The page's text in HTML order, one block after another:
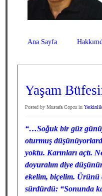
Ana Sayfa
Yaşam
Posted by Mustafa Copcu in
“…Soğuk bir güz
oturmuş
yoktu. Karınları açtı.
doyuralım diye
ekelim, biçelim. Ürünü
sürdürdü: “Sonunda